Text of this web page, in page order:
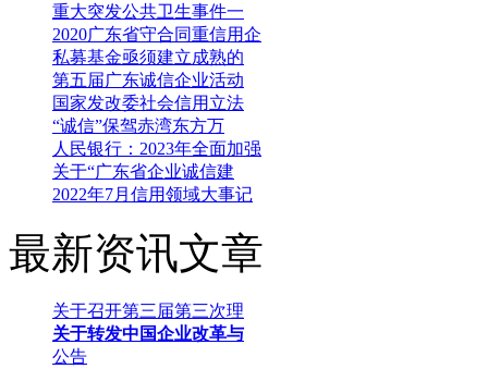
重大突发公共卫生事件一
2020广东省守合同重信用企
私募基金亟须建立成熟的
第五届广东诚信企业活动
国家发改委社会信用立法
“诚信”保驾赤湾东方万
人民银行：2023年全面加强
关于“广东省企业诚信建
2022年7月信用领域大事记
最新资讯文章
关于召开第三届第三次理
关于转发中国企业改革与
公告